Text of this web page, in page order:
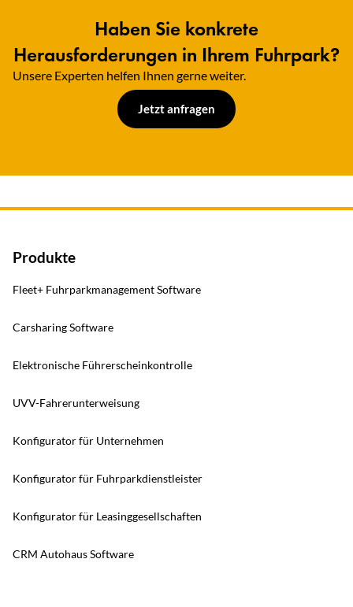
Haben Sie konkrete
Herausforderungen in Ihrem Fuhrpark?
Unsere Experten helfen Ihnen gerne weiter.​
Jetzt anfragen
Produkte
Fleet+ Fuhrparkmanagement Software
Carsharing Software
Elektronische Führerscheinkontrolle
UVV-Fahrerunterweisung
Konfigurator für Unternehmen
Konfigurator für Fuhrparkdienstleister
Konfigurator für Leasinggesellschaften
CRM Autohaus Software